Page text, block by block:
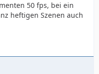
50 fps, bei ein
heftigen Szenen auch